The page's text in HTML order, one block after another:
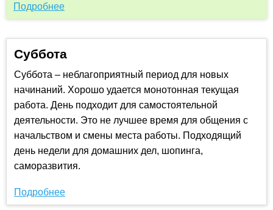
Подробнее
Суббота
Суббота – неблагоприятный период для новых
начинаний. Хорошо удается монотонная текущая
работа. День подходит для самостоятельной
деятельности. Это не лучшее время для общения с
начальством и смены места работы. Подходящий
день недели для домашних дел, шопинга,
саморазвития.
Подробнее